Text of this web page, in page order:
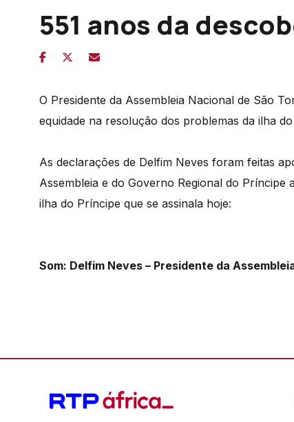
551 anos da
O Presidente da Assembleia Nacional de São
equidade na resolução dos problemas da ilha
As declarações de Delfim Neves foram feitas
Assembleia e do Governo Regional do Príncipe
ilha do Príncipe que se assinala hoje:
Som: Delfim Neves – Presidente da